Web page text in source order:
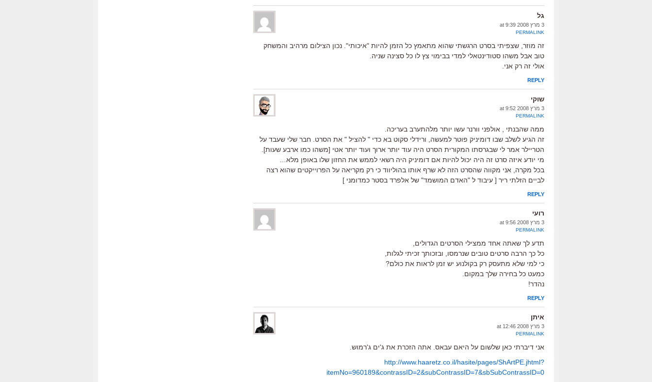
גל
3 מרץ 2008 at 9:39
PERMALINK
זה מוזר, שצפיתי בסרט הרגשתי שהוא מתאמץ כל הזמן להיות "איכותי". נכון הצילום מרהיב והמשחק
טוב אבל משהו סטודינטאלי למדי בבימוי צץ לו כל סצינה שניה.
אולי זה רק אני.
REPLY
שוקי
3 מרץ 2008 at 9:52
PERMALINK
ממה שהבנתי , אולפני וורנר עשו יותר מלהתערב בעריכה.
זה הגיע לשלב שבו דומיניק פוטר למעשה, ורידלי סקוט בא כדי " להציל " את הסרט. חבר שלי שעבד על
הטריילר אמר לי שבגרסתו המקורית הסרט היה עוד יותר ארוך ועוד יותר אטי [משהו כמו ארבע שעות].
מי יודע איזה סרט זה היה יכול להיות אם דומיניק היה רשאי לממש את החזון שלו באופן מלא…
בכל מקרה, אני מקווה שהסרט הזה לא שרף אותו בהוליווד כי רק מקריאה על הפרוייקטים שהוא רצה
לביים הזלתי ריר [ עיבוד ל "האדם המושמד" של אלפרד בסטר כמדומני ]
REPLY
רועי
3 מרץ 2008 at 9:56
PERMALINK
תדע לך שאתה אחד ממצילי הסרטים הגדולים,
כל כך הרבה סרטים טובים שנרמסו, ובזכותך זכיתי לגלות,
כי למי שלא מתעסק רק בקולנוע יש זמן לראות את כולם?
כמעט כל בחירה שלך במקום.
נהדר!
REPLY
איתן
3 מרץ 2008 at 12:46
PERMALINK
אני דיברתי כאן שלשום על היאם עבאס. אתה הזכרת את ג'ים ג'רמוש.
http://www.haaretz.co.il/hasite/pages/ShArtPE.jhtml?
itemNo=960189&contrassID=2&subContrassID=7&sbSubContrassID=0